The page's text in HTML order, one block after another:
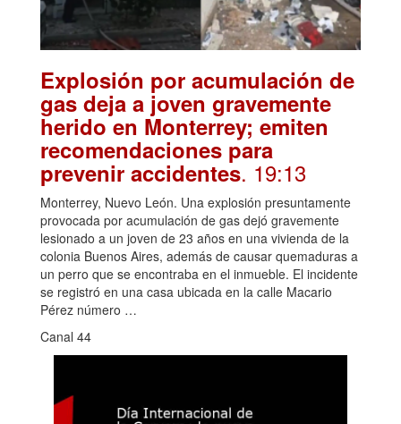
Explosión por acumulación de
gas deja a joven gravemente
herido en Monterrey; emiten
recomendaciones para
prevenir accidentes. 19:13
Monterrey, Nuevo León. Una explosión presuntamente
provocada por acumulación de gas dejó gravemente
lesionado a un joven de 23 años en una vivienda de la
colonia Buenos Aires, además de causar quemaduras a
un perro que se encontraba en el inmueble. El incidente
se registró en una casa ubicada en la calle Macario
Pérez número …
Canal 44